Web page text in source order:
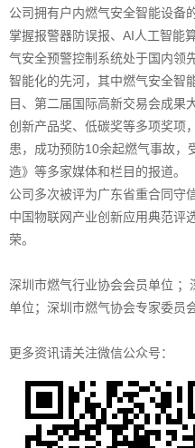
公司拥有户内燃气安全智能设备
掌握报警器防误报、AI人工智能
气安全预警控制系统处于国内领
智能化的先河，其中燃气安全智
目、第二届国际高新交易会成果
创新产品奖、低碳奖等多项奖项
患，成功预防10余起燃气事故，
造》等多家媒体和栏目的报道。
公司多次被评为广东省重合同守
中国物联网产业创新应用典范评
荣。
深圳市燃气行业协会会员单位
单位；深圳市燃气协会专家委员
更多资讯请关注微信公众号：